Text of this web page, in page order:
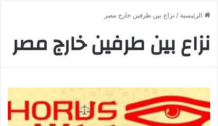
الرئيسية / نزاع بين طرفين خارج مصر
نزاع بين طرفين خارج مصر